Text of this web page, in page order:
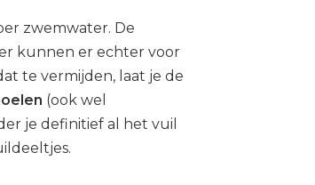
zwemwater. De
kunnen er echter voor
te vermijden, laat je de
(ook wel
je definitief al het vuil